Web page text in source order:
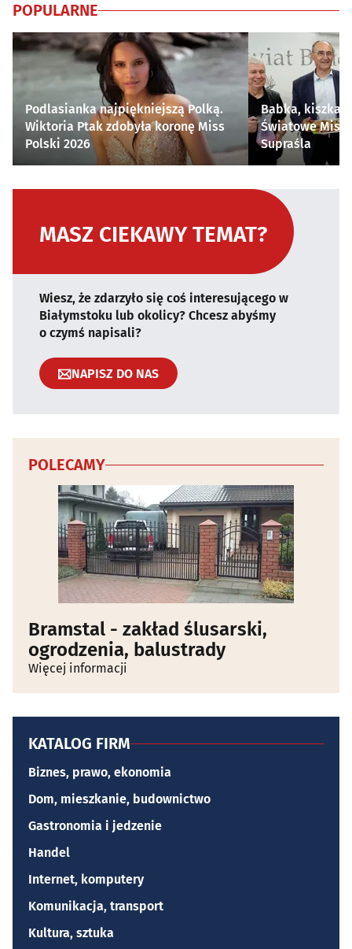
POPULARNE
Podlasianka najpiękniejszą Polką.
Wiktoria Ptak zdobyła koronę Miss
Polski 2026
Babka, kiszka i
Światowe
Supraśla
MASZ CIEKAWY TEMAT?
Wiesz, że zdarzyło się coś interesującego w
Białymstoku lub okolicy? Chcesz abyśmy
o czymś napisali?
NAPISZ DO NAS
POLECAMY
Bramstal - zakład ślusarski,
ogrodzenia, balustrady
Więcej informacji
KATALOG FIRM
Biznes, prawo, ekonomia
Dom, mieszkanie, budownictwo
Gastronomia i jedzenie
Handel
Internet, komputery
Komunikacja, transport
Kultura, sztuka